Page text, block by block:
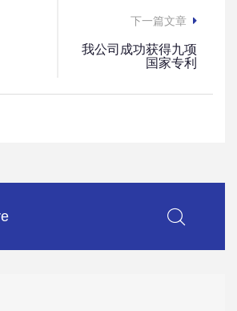
下一篇文章
我公司成功获得九项
国家专利